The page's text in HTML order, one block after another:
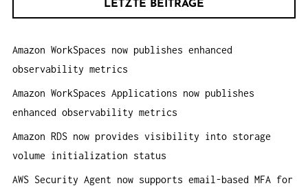
N
a
c
h
:
LETZTE BEITRÄGE
Amazon WorkSpaces now publishes enhanced
observability metrics
Amazon WorkSpaces Applications now publishes
enhanced observability metrics
Amazon RDS now provides visibility into storage
volume initialization status
AWS Security Agent now supports email-based MFA for